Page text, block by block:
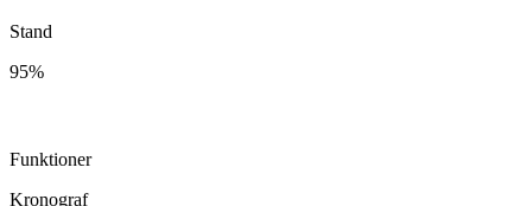
Stand
95%
Funktioner
Kronograf